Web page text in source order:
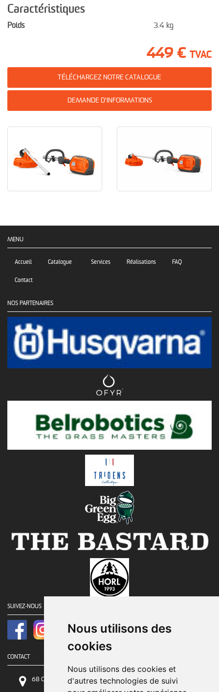
Nous utilisons des
cookies
Nous utilisons des cookies et
d'autres technologies de suivi
Caractéristiques
Poids 3.4 kg
449 € TVAC
TÉLÉCHARGEZ NOTRE CATALOGUE
DEMANDE D'INFORMATIONS
MENU
Accueil Catalogue Services Réalisations FAQ
Contact
NOS PARTENAIRES
SUIVEZ-NOUS
CONTACT
68 Chaussée de Tirlemont, 5030 Gembloux